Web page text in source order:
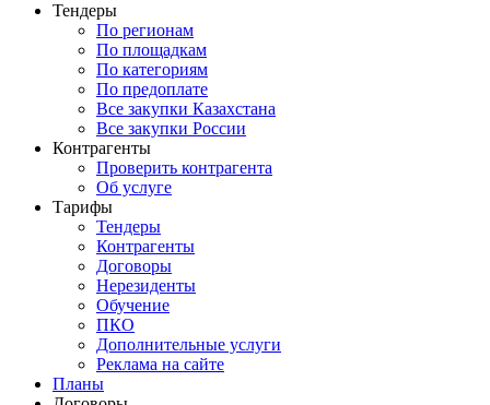
Тендеры
По регионам
По площадкам
По категориям
По предоплате
Все закупки Казахстана
Все закупки России
Контрагенты
Проверить контрагента
Об услуге
Тарифы
Тендеры
Контрагенты
Договоры
Нерезиденты
Обучение
ПКО
Дополнительные услуги
Реклама на сайте
Планы